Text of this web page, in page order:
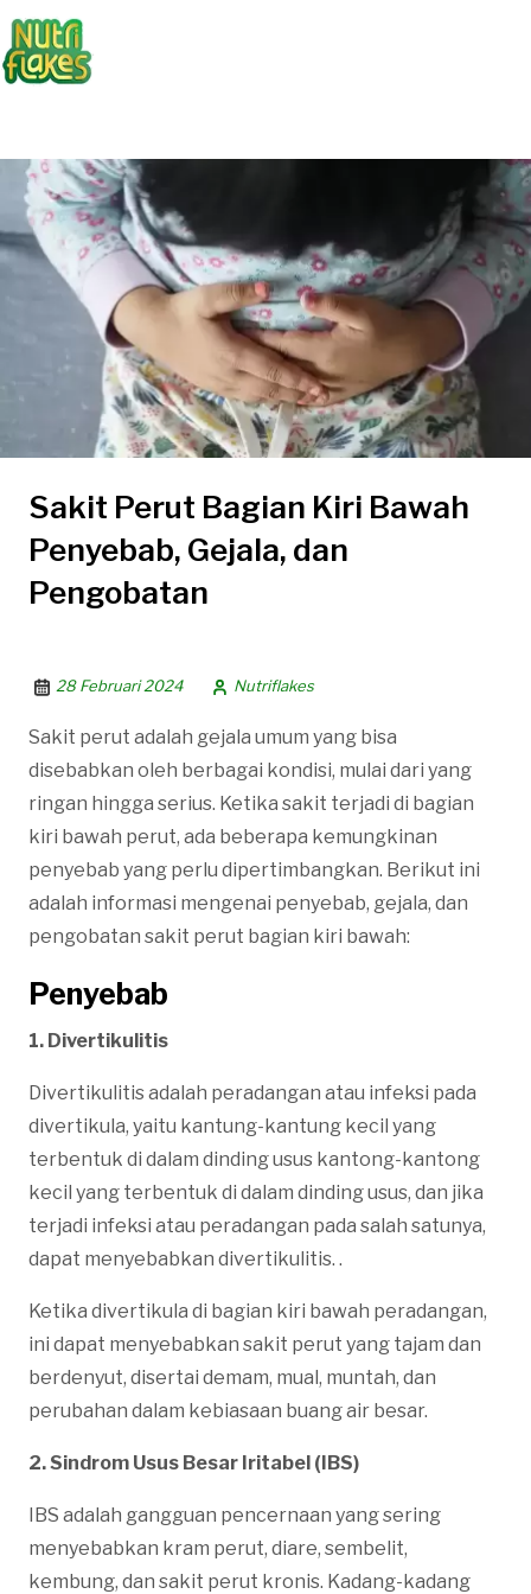
Sakit Perut Bagian Kiri Bawah
Penyebab, Gejala, dan
Pengobatan
28 Februari 2024 Nutriflakes
Sakit perut adalah gejala umum yang bisa
disebabkan oleh berbagai kondisi, mulai dari yang
ringan hingga serius. Ketika sakit terjadi di bagian
kiri bawah perut, ada beberapa kemungkinan
penyebab yang perlu dipertimbangkan. Berikut ini
adalah informasi mengenai penyebab, gejala, dan
pengobatan sakit perut bagian kiri bawah:
Penyebab
1. Divertikulitis
Divertikulitis adalah peradangan atau infeksi pada
divertikula, yaitu kantung-kantung kecil yang
terbentuk di dalam dinding usus kantong-kantong
kecil yang terbentuk di dalam dinding usus, dan jika
terjadi infeksi atau peradangan pada salah satunya,
dapat menyebabkan divertikulitis. .
Ketika divertikula di bagian kiri bawah peradangan,
ini dapat menyebabkan sakit perut yang tajam dan
berdenyut, disertai demam, mual, muntah, dan
perubahan dalam kebiasaan buang air besar.
2. Sindrom Usus Besar Iritabel (IBS)
IBS adalah gangguan pencernaan yang sering
menyebabkan kram perut, diare, sembelit,
kembung, dan sakit perut kronis. Kadang-kadang